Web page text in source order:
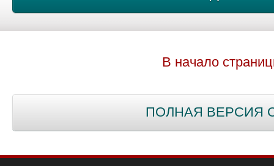
В начало
ПОЛНАЯ ВЕРСИЯ